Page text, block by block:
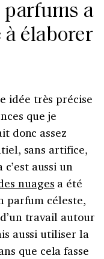
parfums a
élaborer
idée très précise
que je
donc assez
sans artifice,
aussi un
nuages a été
parfum céleste,
travail autour
aussi utiliser la
que cela fasse